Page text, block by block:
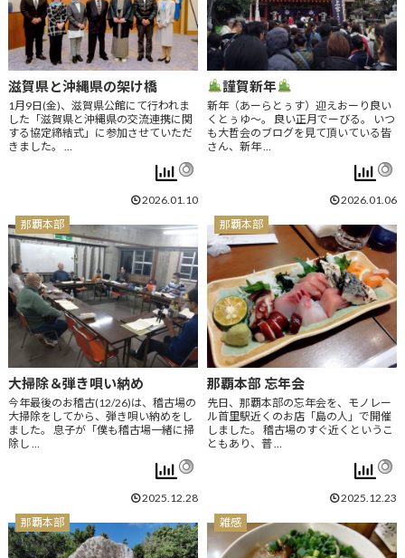
滋賀県と沖縄県の架け橋
1月9日(金)、滋賀県公館にて行われま
した「滋賀県と沖縄県の交流連携に関
する協定締結式」に参加させていただ
きました。 …
2026.01.10
謹賀新年
新年（あーらとぅす）迎えおーり良い
くとぅゆ〜。 良い正月でーびる。 いつ
も大哲会のブログを見て頂いている皆
さん、新年 …
2026.01.06
那覇本部
大掃除＆弾き唄い納め
今年最後のお稽古(12/26)は、稽古場の
大掃除をしてから、弾き唄い納めをし
ました。 息子が「僕も稽古場一緒に掃
除し …
2025.12.28
那覇本部
那覇本部 忘年会
先日、那覇本部の忘年会を、モノレー
ル首里駅近くのお店「島の人」で開催
しました。 稽古場のすぐ近くというこ
ともあり、普 …
2025.12.23
那覇本部
雑感